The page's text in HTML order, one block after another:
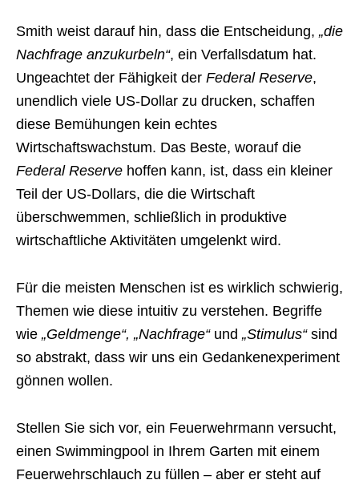
Smith weist darauf hin, dass die Entscheidung, „die
Nachfrage anzukurbeln“, ein Verfallsdatum hat.
Ungeachtet der Fähigkeit der Federal Reserve,
unendlich viele US-Dollar zu drucken, schaffen
diese Bemühungen kein echtes
Wirtschaftswachstum. Das Beste, worauf die
Federal Reserve hoffen kann, ist, dass ein kleiner
Teil der US-Dollars, die die Wirtschaft
überschwemmen, schließlich in produktive
wirtschaftliche Aktivitäten umgelenkt wird.
Für die meisten Menschen ist es wirklich schwierig,
Themen wie diese intuitiv zu verstehen. Begriffe
wie „Geldmenge“, „Nachfrage“und „Stimulus“sind
so abstrakt, dass wir uns ein Gedankenexperiment
gönnen wollen.
Stellen Sie sich vor, ein Feuerwehrmann versucht,
einen Swimmingpool in Ihrem Garten mit einem
Feuerwehrschlauch zu füllen – aber er steht auf